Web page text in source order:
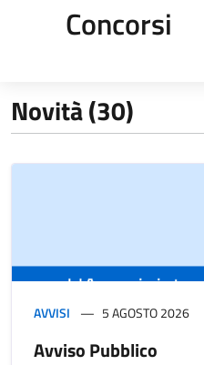
Concorsi
Novità (30)
AVVISI 5 AGOSTO 2026
Avviso Pubblico